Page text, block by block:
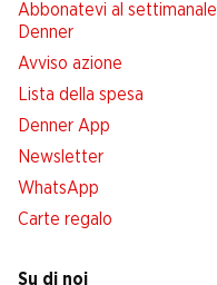
Abbonatevi al settimanale
Denner
Avviso azione
Lista della spesa
Denner App
Newsletter
WhatsApp
Carte regalo
Su di noi